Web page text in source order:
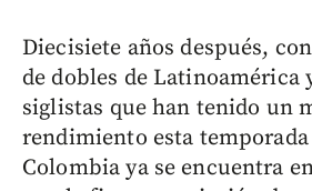
Diecisiete años después,
de dobles de Latinoamérica
siglistas que han tenido un
rendimiento esta
Colombia ya se encuentra